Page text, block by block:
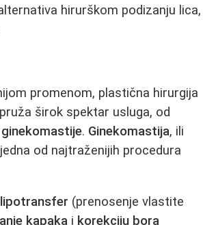
hirurškom podizanju lica,
promenom, plastična hirurgija
pruža širok spektar usluga, od
ginekomastije. Ginekomastija, ili
od najtraženijih procedura
lipotransfer (prenosenje vlastite
kapaka i korekciju bora